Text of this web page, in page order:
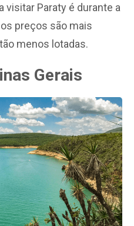
visitar Paraty é durante a
preços são mais
menos lotadas.
Gerais